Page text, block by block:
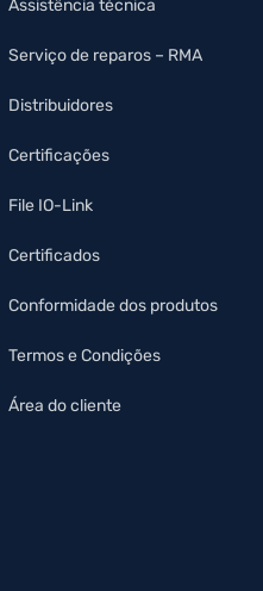
Assistência técnica
Serviço de reparos – RMA
Distribuidores
Certificações
File IO-Link
Certificados
Conformidade dos produtos
Termos e Condições
Área do cliente